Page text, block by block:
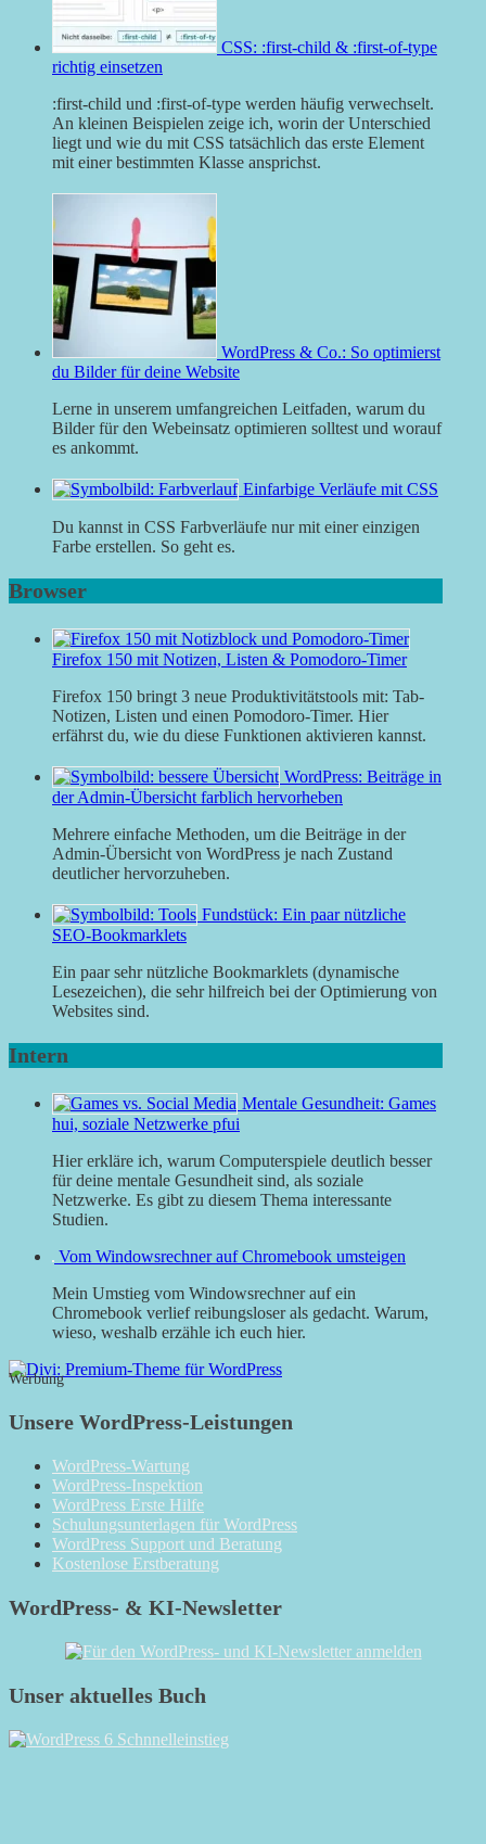
CSS: :first-child & :first-of-type
richtig einsetzen
:first-child und :first-of-type werden häufig verwechselt.
An kleinen Beispielen zeige ich, worin der Unterschied
liegt und wie du mit CSS tatsächlich das erste Element
mit einer bestimmten Klasse ansprichst.
WordPress & Co.: So optimierst
du Bilder für deine Website
Lerne in unserem umfangreichen Leitfaden, warum du
Bilder für den Webeinsatz optimieren solltest und worauf
es ankommt.
Einfarbige Verläufe mit CSS
Du kannst in CSS Farbverläufe nur mit einer einzigen
Farbe erstellen. So geht es.
Browser
Firefox 150 mit Notizen, Listen & Pomodoro-Timer
Firefox 150 bringt 3 neue Produktivitätstools mit: Tab-
Notizen, Listen und einen Pomodoro-Timer. Hier
erfährst du, wie du diese Funktionen aktivieren kannst.
WordPress: Beiträge in
der Admin-Übersicht farblich hervorheben
Mehrere einfache Methoden, um die Beiträge in der
Admin-Übersicht von WordPress je nach Zustand
deutlicher hervorzuheben.
Fundstück: Ein paar nützliche
SEO-Bookmarklets
Ein paar sehr nützliche Bookmarklets (dynamische
Lesezeichen), die sehr hilfreich bei der Optimierung von
Websites sind.
Intern
Mentale Gesundheit: Games
hui, soziale Netzwerke pfui
Hier erkläre ich, warum Computerspiele deutlich besser
für deine mentale Gesundheit sind, als soziale
Netzwerke. Es gibt zu diesem Thema interessante
Studien.
Vom Windowsrechner auf Chromebook umsteigen
Mein Umstieg vom Windowsrechner auf ein
Chromebook verlief reibungsloser als gedacht. Warum,
wieso, weshalb erzähle ich euch hier.
Werbung
Unsere WordPress-Leistungen
WordPress-Wartung
WordPress-Inspektion
WordPress Erste Hilfe
Schulungsunterlagen für WordPress
WordPress Support und Beratung
Kostenlose Erstberatung
WordPress- & KI-Newsletter
Unser aktuelles Buch